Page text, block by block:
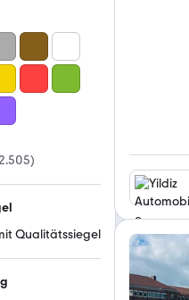
)
Qualitätssiegel